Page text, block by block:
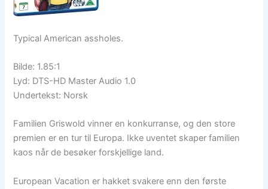
Typical American assholes.
Bilde: 1.85:1
Lyd: DTS-HD Master Audio 1.0
Undertekst: Norsk
Familien Griswold vinner en konkurranse, og den store
premien er en tur til Europa. Ikke uventet skaper familien
kaos når de besøker forskjellige land.
European Vacation er hakket svakere enn den første